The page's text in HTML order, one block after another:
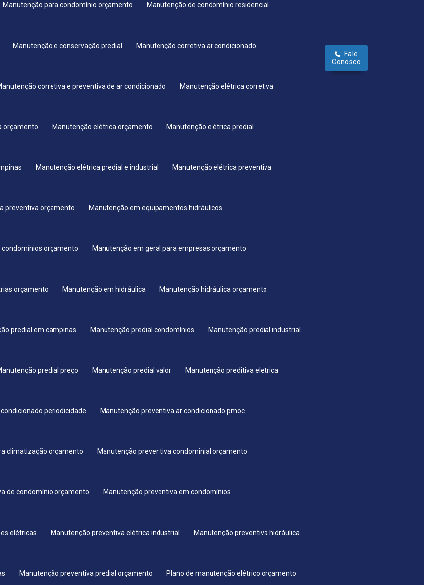
Manutenção para condomínio orçamento Manutenção de condomínio residencial
Manutenção e conservação predial Manutenção corretiva ar condicionado
corretiva e preventiva de ar condicionado Manutenção elétrica corretiva
orçamento Manutenção elétrica orçamento Manutenção elétrica predial
Manutenção elétrica predial e industrial Manutenção elétrica preventiva
preventiva orçamento Manutenção em equipamentos hidráulicos
orçamento Manutenção em geral para empresas orçamento
orçamento Manutenção em hidráulica Manutenção hidráulica orçamento
predial em campinas Manutenção predial condomínios Manutenção predial industrial
predial preço Manutenção predial valor Manutenção preditiva eletrica
periodicidade Manutenção preventiva ar condicionado pmoc
climatização orçamento Manutenção preventiva condominial orçamento
de condomínio orçamento Manutenção preventiva em condomínios
elétricas Manutenção preventiva elétrica industrial Manutenção preventiva hidráulica
Manutenção preventiva predial orçamento Plano de manutenção elétrico orçamento
Fale
Conosco